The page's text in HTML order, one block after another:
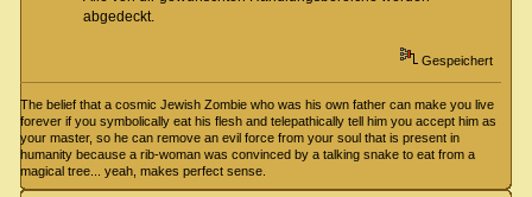
abgedeckt.
Gespeichert
The belief that a cosmic Jewish Zombie who was his own father can make you live
forever if you symbolically eat his flesh and telepathically tell him you accept him as
your master, so he can remove an evil force from your soul that is present in
humanity because a rib-woman was convinced by a talking snake to eat from a
magical tree... yeah, makes perfect sense.